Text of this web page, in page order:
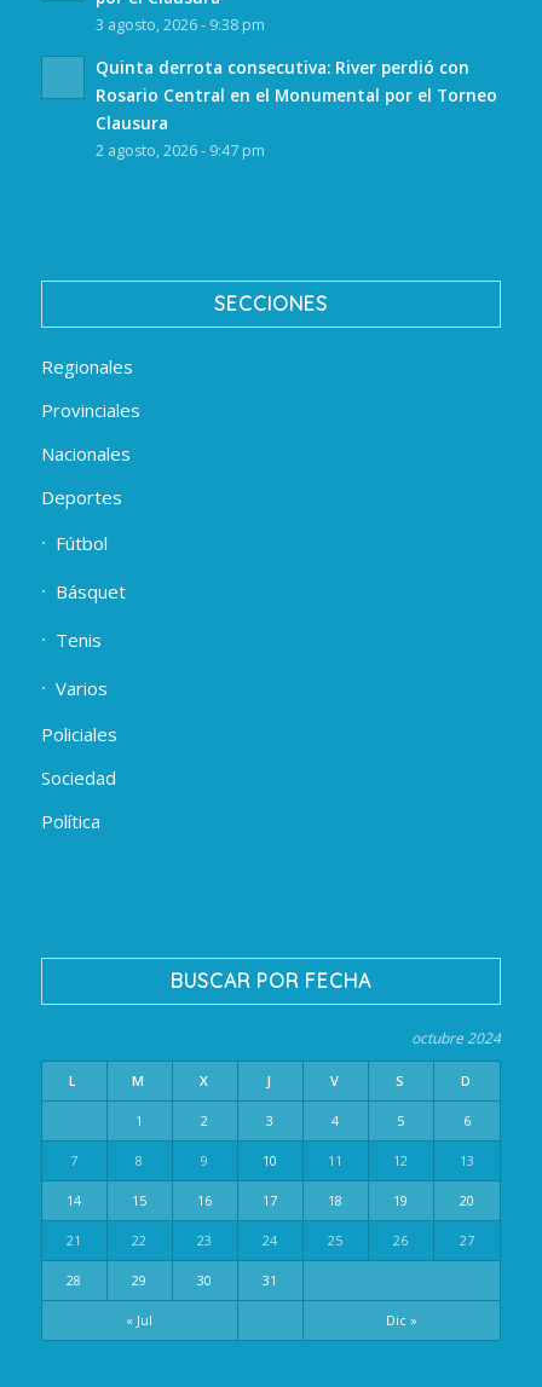
3 agosto, 2026 - 9:38 pm
Quinta derrota consecutiva: River perdió con
Rosario Central en el Monumental por el Torneo
Clausura
2 agosto, 2026 - 9:47 pm
SECCIONES
Regionales
Provinciales
Nacionales
Deportes
Fútbol
Básquet
Tenis
Varios
Policiales
Sociedad
Política
BUSCAR POR FECHA
octubre 2024
L M X J V S D
« Jul Dic »
1 2 3 4 5 6
7 8 9 10 11 12 13
14 15 16 17 18 19 20
21 22 23 24 25 26 27
28 29 30 31